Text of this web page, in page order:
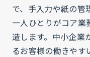
で、手入力や紙の管
一人ひとりがコア業
造します。中小企業
るお客様の働きやす